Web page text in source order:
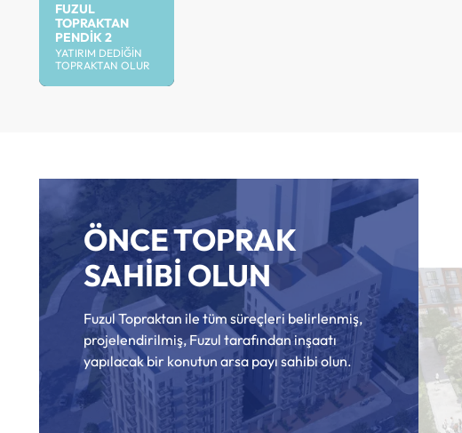
FUZUL
TOPRAKTAN
PENDIK 2
YATIRIM DEDIĞIN
TOPRAKTAN OLUR
ÖNCE TOPRAK
SAHİBİ OLUN
Fuzul Topraktan ile tüm süreçleri belirlenmiş,
projelendirilmiş, Fuzul tarafından inşaatı
yapılacak bir konutun arsa payı sahibi olun.